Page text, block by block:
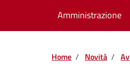
Amministrazione
Home / Novità /